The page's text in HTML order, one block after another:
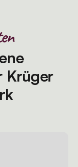
Krüger